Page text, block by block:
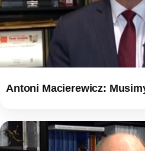
Antoni Macierewicz: